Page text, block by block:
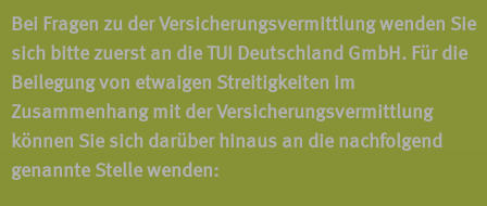
Bei Fragen zu der Versicherungsvermittlung wenden Sie
sich bitte zuerst an die TUI Deutschland GmbH. Für die
Beilegung von etwaigen Streitigkeiten im
Zusammenhang mit der Versicherungsvermittlung
können Sie sich darüber hinaus an die nachfolgend
genannte Stelle wenden: